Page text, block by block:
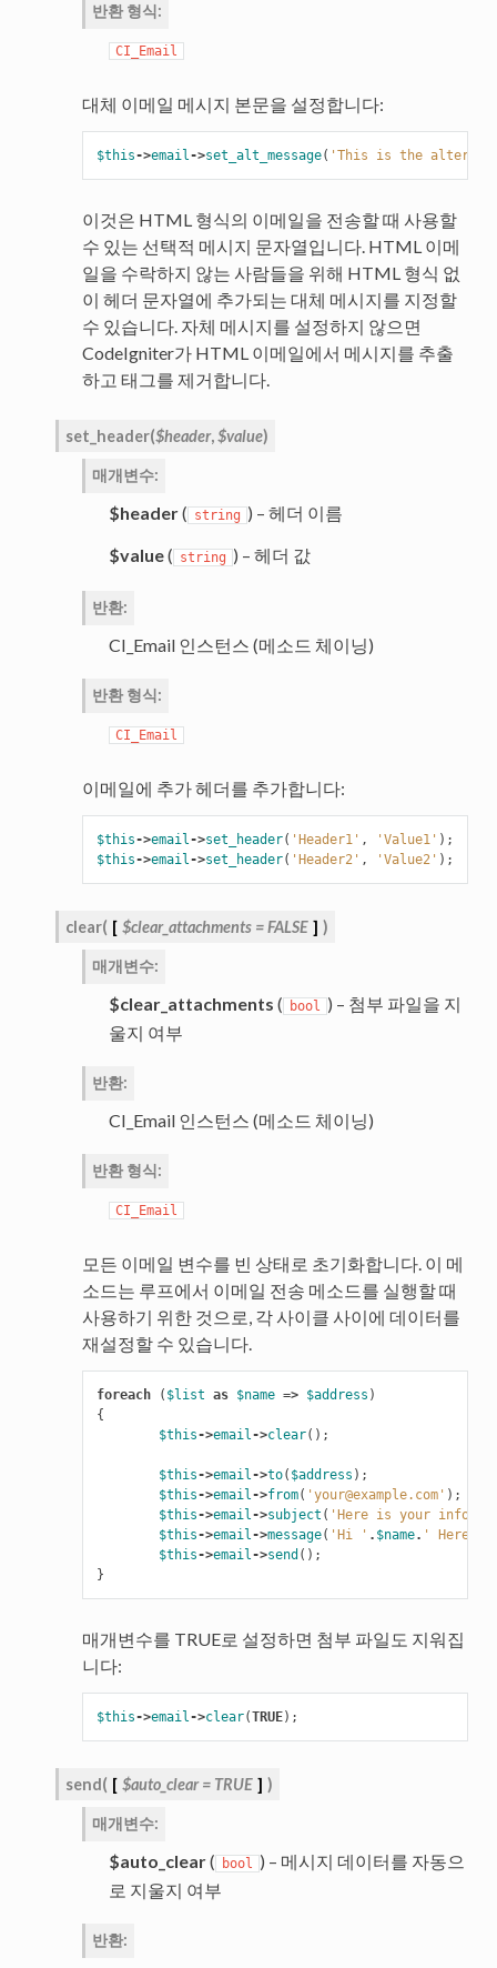
반환 형식:
CI_Email
대체 이메일 메시지 본문을 설정합니다:
$this->email->set_alt_message( 'This is the
이것은 HTML 형식의 이메일을 전송할 때 사용할
수 있는 선택적 메시지 문자열입니다. HTML 이메
일을 수락하지 않는 사람들을 위해 HTML 형식 없
이 헤더 문자열에 추가되는 대체 메시지를 지정할
수 있습니다. 자체 메시지를 설정하지 않으면
CodeIgniter가 HTML 이메일에서 메시지를 추출
하고 태그를 제거합니다.
set_header($header,$value)
매개변수:
$header( string ) – 헤더 이름
$value( string ) – 헤더 값
반환:
CI_Email 인스턴스 (메소드 체이닝)
반환 형식:
CI_Email
이메일에 추가 헤더를 추가합니다:
$this->email->set_header( 'Header1' , 'Value1' );
$this->email->set_header( 'Header2' , 'Value2' );
clear( [ $clear_attachments =FALSE ] )
매개변수:
$clear_attachments ( bool ) – 첨부 파일을 지
울지 여부
반환:
CI_Email 인스턴스 (메소드 체이닝)
반환 형식:
CI_Email
모든 이메일 변수를 빈 상태로 초기화합니다. 이 메
소드는 루프에서 이메일 전송 메소드를 실행할 때
사용하기 위한 것으로, 각 사이클 사이에 데이터를
재설정할 수 있습니다.
foreach ( $list as $name => $address )
{
$this->email->clear();
$this->email->to( $address );
$this->email->from( 'your@example.com' );
$this->email->subject ( 'Here is your info '
$this->email->message( 'Hi ' . $name. ' Here is
$this->email->send ();
}
매개변수를 TRUE로 설정하면 첨부 파일도 지워집
니다:
$this->email->clear(TRUE);
send( [ $auto_clear = TRUE ] )
매개변수:
$auto_clear( bool ) – 메시지 데이터를 자동으
로 지울지 여부
반환: